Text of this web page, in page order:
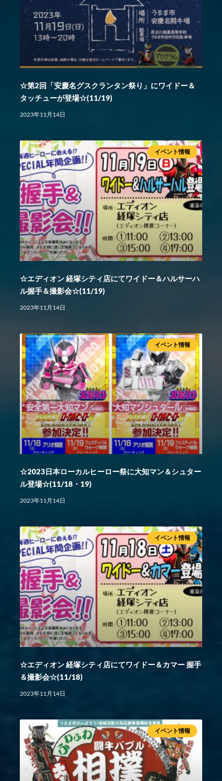
☆第2回「安慶名グスクランタン祭り」にワイドー＆
タッチューが登場☆(11/19)
2023年11月14日
イベント情報
☆エディオン 経塚シティ店にてワイドー＆ハルサーハ
ル握手＆撮影会☆(11/19)
2023年11月14日
イベント情報
☆2023日本ローカルヒーロー祭に大知マン＆シュター
ル登場☆(11/18・19)
2023年11月14日
イベント情報
☆エディオン 経塚シティ店にてワイドー＆カマー 握手
＆撮影会☆(11/18)
2023年11月14日
イベント情報